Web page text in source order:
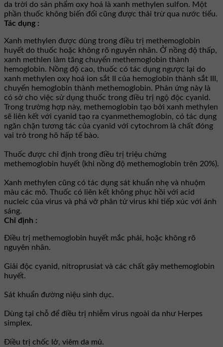
da trời do sản phẩm oxy hoá là xanh methylen sulfon. Một
phần thuốc không biến đổi cũng được thải trừ qua nước tiểu.
Tác dụng :
Xanh methylen được dùng trong điều trị methemoglobin
huyết do thuốc hoặc không rõ nguyên nhân. Ở nồng độ thấp,
xanh methlen làm tăng chuyển methemoglobin thành
hemoglobin. Nồng độ cao, thuốc có tác dụng ngược lại do
xanh methylen oxy hoá ion sắt II của hemoglobin thành sắt III,
chuyển hemoglobin thành methemoglobin. Phản ứng này là
có sở cho việc sử dụng thuốc trong điều trị ngộ độc cyanid.
Trong trường hợp này, methemoglobin tạo bởi xanh methylen
sẽ liên kết với cyanid tạo ra cyanmethemoglobin, có tác dụng
ngăn chặn tương tác của cyanid với cytochrom là chất đóng
vai trò trong hô hấp tế bào.
Thuốc được chỉ định trong điều trị triệu chứng
methemoglobin huyết (khi nồng độ methemoglobin trên 20%).
Xanh methylen cũng có tác dụng sát khuẩn nhẹ và nhuộm
màu các mô. Thuốc có liên kết không phục hồi với acid
nucleic của virus và phá vỡ phân tử virus khi tiếp xúc với ánh
sáng.
Chỉ định :
Điều trị methemoglobin huyết mắc phải, hoặc không rõ
nguyên nhân.
Giải độc cyanid, nitroprusiat và các chất gây methemoglobin
huyết.
Sát khuẩn đường niệu sinh dục.
Dùng tại chỗ để điều trị nhiễm virus ngoài da như Herpes
simplex.
Điều trị chốc lở, viêm da mủ.